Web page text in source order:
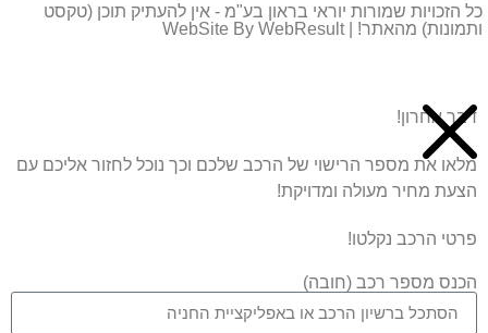
כל הזכויות שמורות יוראי בראון בע"מ - אין להעתיק תוכן (טקסט
ותמונות) מהאתר! | WebSite By WebResult
דבר אחרון!
מלאו את מספר הרישוי של הרכב שלכם וכך נוכל לחזור אליכם עם
הצעת מחיר מעולה ומדויקת!
פרטי הרכב נקלטו!
הכנס מספר רכב (חובה)